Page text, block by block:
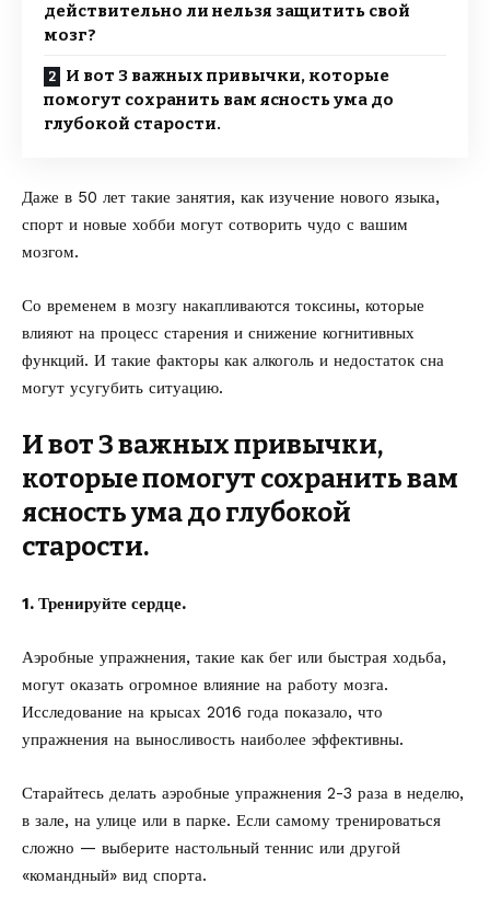
действительно ли нельзя защитить свой
мозг?
И вот 3 важных привычки, которые
помогут сохранить вам ясность ума до
глубокой старости.
Даже в 50 лет такие занятия, как изучение нового языка,
спорт и новые хобби могут сотворить чудо с вашим
мозгом.
Со временем в мозгу накапливаются токсины, которые
влияют на процесс старения и снижение когнитивных
функций. И такие факторы как алкоголь и недостаток сна
могут усугубить ситуацию.
И вот 3 важных привычки,
которые помогут сохранить вам
ясность ума до глубокой
старости.
1. Тренируйте сердце.
Аэробные упражнения, такие как бег или быстрая ходьба,
могут оказать огромное влияние на работу мозга.
Исследование на крысах 2016 года показало, что
упражнения на выносливость наиболее эффективны.
Старайтесь делать аэробные упражнения 2-3 раза в неделю,
в зале, на улице или в парке. Если самому тренироваться
сложно — выберите настольный теннис или другой
«командный» вид спорта.